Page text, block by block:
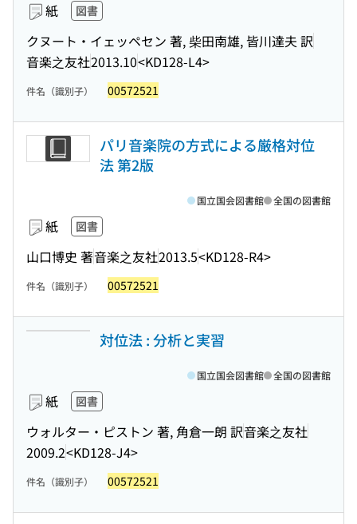
紙 図書
クヌート・イェッペセン 著, 柴田南雄, 皆川達夫 訳
音楽之友社2013.10<KD128-L4>
件名（識別子） 00572521
パリ音楽院の方式による厳格対位
法 第2版
紙 図書
山口博史 著音楽之友社2013.5<KD128-R4>
国立国会図書館 全国の図書館
件名（識別子） 00572521
対位法 : 分析と実習
紙 図書
ウォルター・ピストン 著, 角倉一朗 訳音楽之友社
2009.2<KD128-J4>
国立国会図書館 全国の図書館
件名（識別子） 00572521